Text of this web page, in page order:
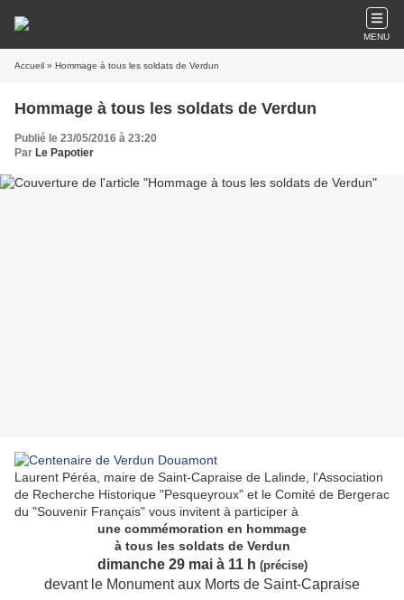
MENU
Accueil » Hommage à tous les soldats de Verdun
Hommage à tous les soldats de Verdun
Publié le 23/05/2016 à 23:20
Par Le Papotier
Laurent Péréa, maire de Saint-Capraise de Lalinde, l'Association
de Recherche Historique "Pesqueyroux" et le Comité de Bergerac
du "Souvenir Français" vous invitent à participer à
une commémoration en hommage
à tous les soldats de Verdun
dimanche 29 mai à 11 h (précise)
devant le Monument aux Morts de Saint-Capraise